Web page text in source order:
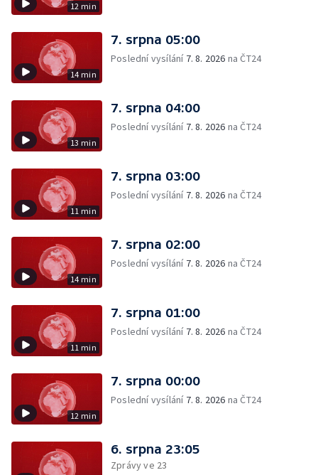
12 min
14 min
7. srpna 05:00
Poslední vysílání 7. 8. 2026 na ČT24
13 min
7. srpna 04:00
Poslední vysílání 7. 8. 2026 na ČT24
11 min
7. srpna 03:00
Poslední vysílání 7. 8. 2026 na ČT24
14 min
7. srpna 02:00
Poslední vysílání 7. 8. 2026 na ČT24
11 min
7. srpna 01:00
Poslední vysílání 7. 8. 2026 na ČT24
12 min
7. srpna 00:00
Poslední vysílání 7. 8. 2026 na ČT24
6. srpna 23:05
Zprávy ve 23